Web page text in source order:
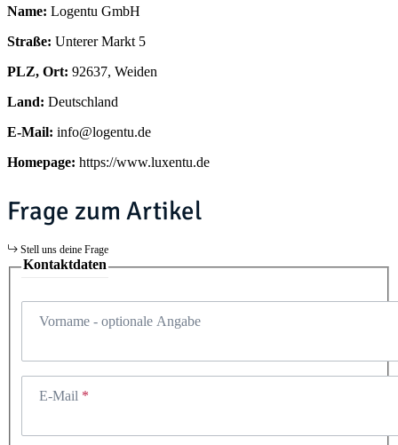
Name: Logentu GmbH
Straße: Unterer Markt 5
PLZ, Ort: 92637, Weiden
Land: Deutschland
E-Mail: info@logentu.de
Homepage: https://www.luxentu.de
Frage zum Artikel
Stell uns deine Frage
Kontaktdaten
Vorname - optionale Angabe
E-Mail